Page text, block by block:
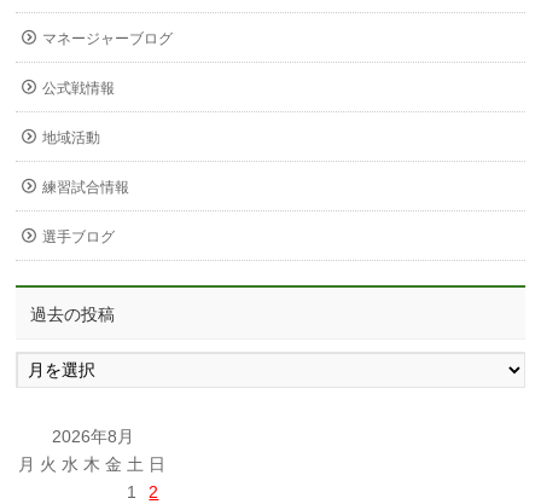
マネージャーブログ
公式戦情報
地域活動
練習試合情報
選手ブログ
過去の投稿
過
去
2026年8月
月 火 水 木 金 土 日
1
2